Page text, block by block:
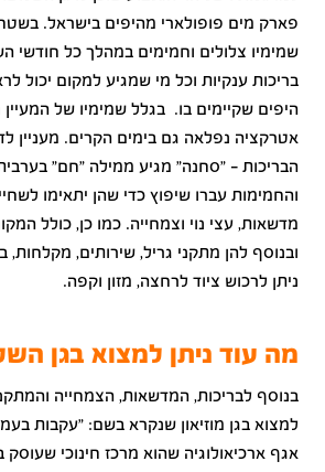
פארק מים פופולארי מהיפים בישראל.
שמימיו צלולים וחמימים במהלך כל חודשי
בריכות ענקיות וכל מי שמגיע למקום יכול
היפים שקיימים בו. בגלל שמימיו של
אטרקציה נפלאה גם בימים הקרים. מעניין
הבריכות – "סחנה" מגיע ממילה "חם"
והחמימות עברו שיפוץ כדי שהן יתאימו
מדשאות, עצי נוי וצמחייה. כמו כן, כולל
ובנוסף להן מתקני גריל, שירותים, מקלחות,
ניתן לרכוש ציוד לרחצה, מזון וקפה.
מה עוד ניתן למצוא בגן
בנוסף לבריכות, המדשאות, הצמחייה
למצוא בגן מוזיאון שנקרא בשם: "עקבות
אגף ארכיאולוגיה שהוא מרכז חינוכי